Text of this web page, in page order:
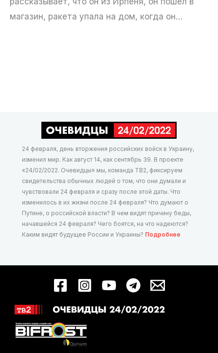
магазин, ракета упала на дом, когда он…
24 февраля, день вторжения российских войск в Украину,
изменил мир. Как август 14, как сентябрь 39. В проекте
«24/02/2022. Очевидцы» мы, команда ТВ2, фиксируем
свидетельства обычных людей о том, что они думали и
чувствовали 24 февраля и сразу после этой даты. Что
изменилось в их жизни после 24 февраля? Что думают о
Путине, о российской власти? В чем видят причину беды,
начавшейся 24 февраля? Чего боятся, на что надеются?
Каким видят будущее России и Украины? Подробнее